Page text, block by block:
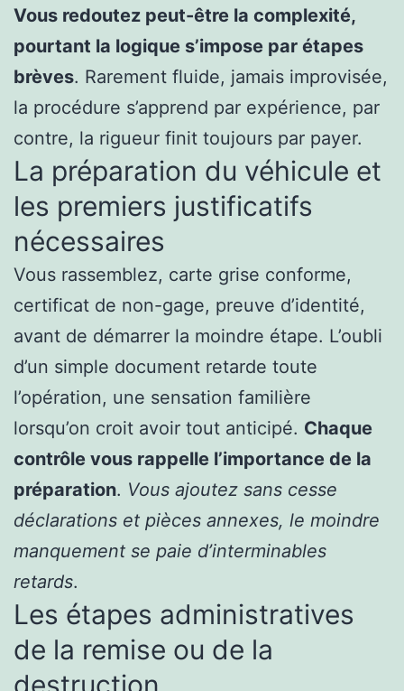
Vous redoutez peut-être la complexité,
pourtant la logique s’impose par étapes
brèves. Rarement fluide, jamais improvisée,
la procédure s’apprend par expérience, par
contre, la rigueur finit toujours par payer.
La préparation du véhicule et
les premiers justificatifs
nécessaires
Vous rassemblez, carte grise conforme,
certificat de non-gage, preuve d’identité,
avant de démarrer la moindre étape. L’oubli
d’un simple document retarde toute
l’opération, une sensation familière
lorsqu’on croit avoir tout anticipé. Chaque
contrôle vous rappelle l’importance de la
préparation. Vous ajoutez sans cesse
déclarations et pièces annexes, le moindre
manquement se paie d’interminables
retards.
Les étapes administratives
de la remise ou de la